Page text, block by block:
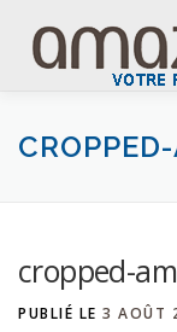
contenu
ACCUEIL
cropped-
PUBLIÉ LE 3 AOÛT